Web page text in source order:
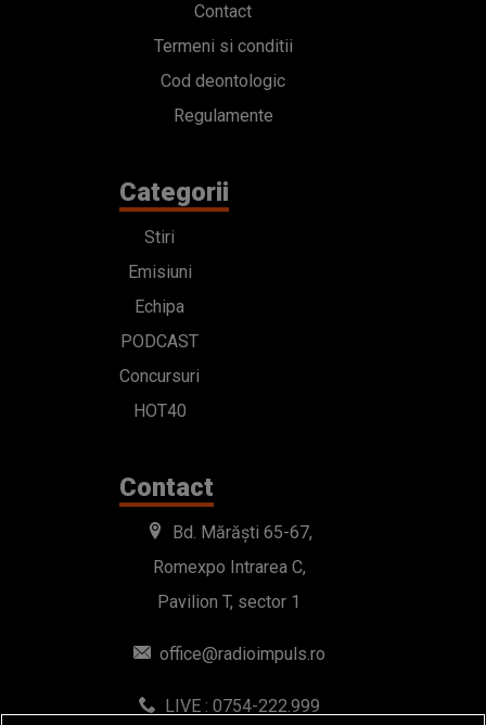
Contact
Termeni si conditii
Cod deontologic
Regulamente
Categorii
Stiri
Emisiuni
Echipa
PODCAST
Concursuri
HOT40
Contact
Bd. Mărăști 65-67,
Romexpo Intrarea C,
Pavilion T, sector 1
office@radioimpuls.ro
LIVE : 0754-222.999